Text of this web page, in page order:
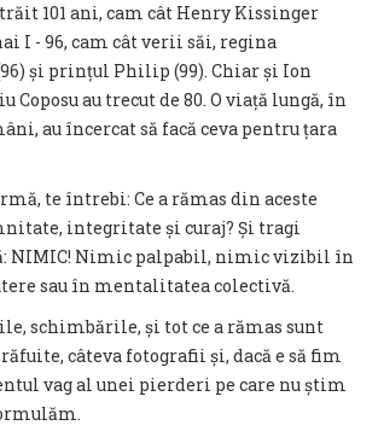
trăit 101 ani, cam cât Henry Kissinger
I - 96, cam cât verii săi, regina
și prințul Philip (99). Chiar și Ion
Coposu au trecut de 80. O viață lungă, în
au încercat să facă ceva pentru țara
te întrebi: Ce a rămas din aceste
integritate și curaj? Și tragi
NIMIC! Nimic palpabil, nimic vizibil în
sau în mentalitatea colectivă.
schimbările, și tot ce a rămas sunt
câteva fotografii și, dacă e să fim
vag al unei pierderi pe care nu știm